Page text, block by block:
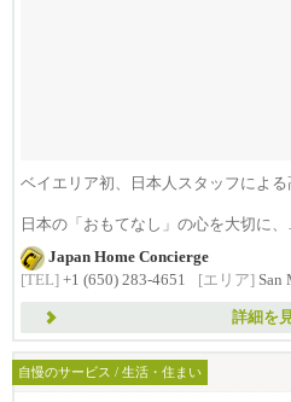
ベイエリア初、日本人スタッフによる
日本の「おもてなし」の心を大切に、
日...
Japan Home Concierge
[TEL] +1 (650) 283-4651 [エリア] San
詳細を
自慢のサービス / 生活・住まい